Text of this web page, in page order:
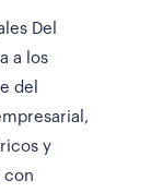
Del
a los
del
y
con